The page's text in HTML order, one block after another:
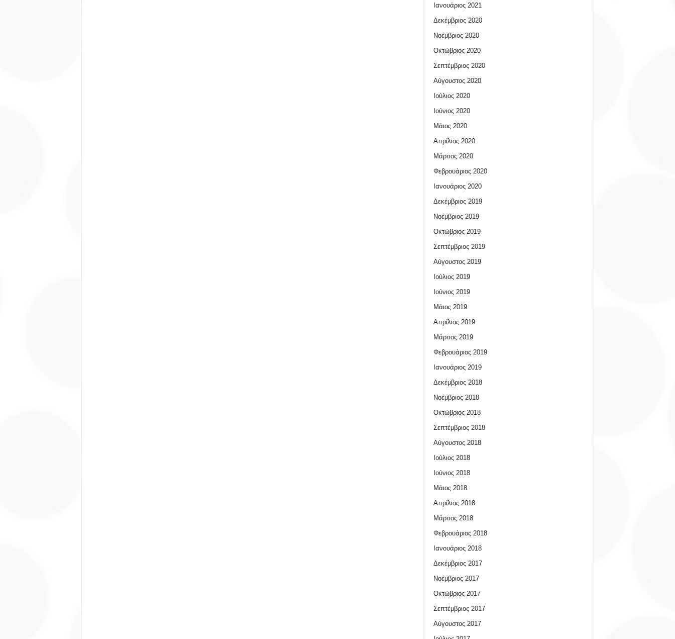
Ιανουάριος 2021
Δεκέμβριος 2020
Νοέμβριος 2020
Οκτώβριος 2020
Σεπτέμβριος 2020
Αύγουστος 2020
Ιούλιος 2020
Ιούνιος 2020
Μάιος 2020
Απρίλιος 2020
Μάρτιος 2020
Φεβρουάριος 2020
Ιανουάριος 2020
Δεκέμβριος 2019
Νοέμβριος 2019
Οκτώβριος 2019
Σεπτέμβριος 2019
Αύγουστος 2019
Ιούλιος 2019
Ιούνιος 2019
Μάιος 2019
Απρίλιος 2019
Μάρτιος 2019
Φεβρουάριος 2019
Ιανουάριος 2019
Δεκέμβριος 2018
Νοέμβριος 2018
Οκτώβριος 2018
Σεπτέμβριος 2018
Αύγουστος 2018
Ιούλιος 2018
Ιούνιος 2018
Μάιος 2018
Απρίλιος 2018
Μάρτιος 2018
Φεβρουάριος 2018
Ιανουάριος 2018
Δεκέμβριος 2017
Νοέμβριος 2017
Οκτώβριος 2017
Σεπτέμβριος 2017
Αύγουστος 2017